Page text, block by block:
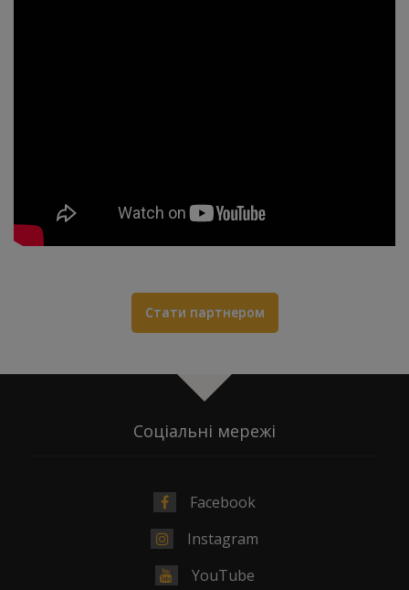
Стати партнером
Соціальні мережі
Facebook
Instagram
YouTube